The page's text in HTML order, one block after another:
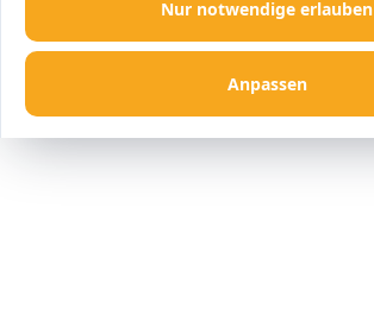
Nur notwendige erlauben
Anpassen